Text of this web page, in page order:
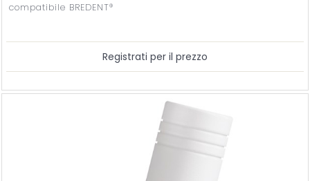
compatibile BREDENT®
Registrati per il prezzo